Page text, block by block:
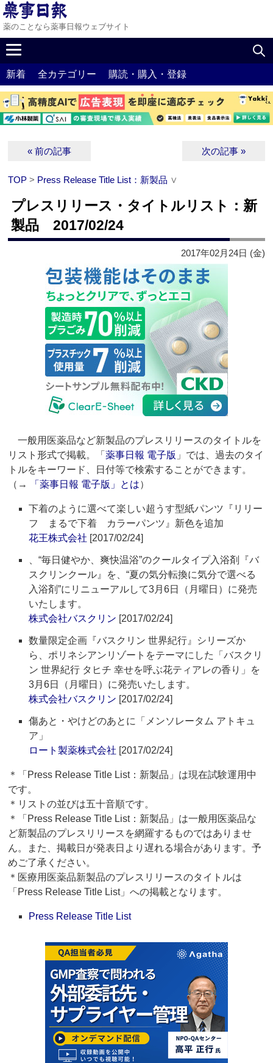
薬のことなら薬事日報ウェブサイト
新着 全カテゴリー 購読・購入・登録
« 前の記事 次の記事 »
TOP > Press Release Title List：新製品 ∨
プレスリリース・タイトルリスト：新
製品 2017/02/24
2017年02月24日 (金)
一般用医薬品など新製品のプレスリリースのタイトルを
リスト形式で掲載。「薬事日報 電子版 」では、過去のタイ
トルをキーワード、日付等で検索することができます。
（→
「薬事日報 電子版」とは）
下着のように選べて楽しい超うす型紙パンツ『リリー
フ まるで下着 カラーパンツ』新色を追加
花王株式会社 [2017/02/24]
、“毎日健やか、爽快温浴”のクールタイプ入浴剤『バ
スクリンクール』を、“夏の気分転換に気分で選べる
入浴剤”にリニューアルして3月6日（月曜日）に発売
いたします。
株式会社バスクリン [2017/02/24]
数量限定企画『バスクリン 世界紀行』シリーズか
ら、ポリネシアンリゾートをテーマにした「バスクリ
ン 世界紀行 タヒチ 幸せを呼ぶ花ティアレの香り」を
3月6日（月曜日）に発売いたします。
株式会社バスクリン [2017/02/24]
傷あと・やけどのあとに「メンソレータム アトキュ
ア」
ロート製薬株式会社 [2017/02/24]
＊「Press Release Title List：新製品」は現在試験運用中
です。
＊リストの並びは五十音順です。
＊「Press Release Title List：新製品」は一般用医薬品な
ど新製品のプレスリリースを網羅するものではありませ
ん。また、掲載日が発表日より遅れる場合があります。予
めご了承ください。
＊医療用医薬品新製品のプレスリリースのタイトルは
「Press Release Title List」への掲載となります。
Press Release Title List